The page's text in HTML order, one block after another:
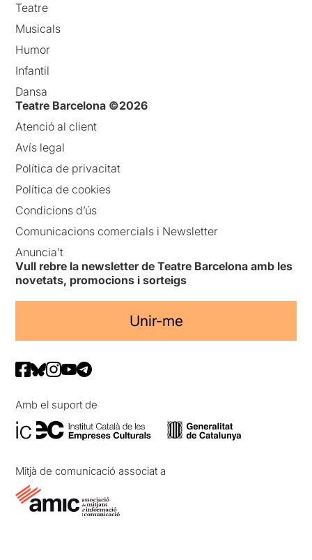
Teatre
Musicals
Humor
Infantil
Dansa
Teatre Barcelona ©2026
Atenció al client
Avís legal
Política de privacitat
Política de cookies
Condicions d’ús
Comunicacions comercials i Newsletter
Anuncia’t
Vull rebre la newsletter de Teatre Barcelona amb les
novetats, promocions i sorteigs
Unir-me
Amb el suport de
Mitjà de comunicació associat a